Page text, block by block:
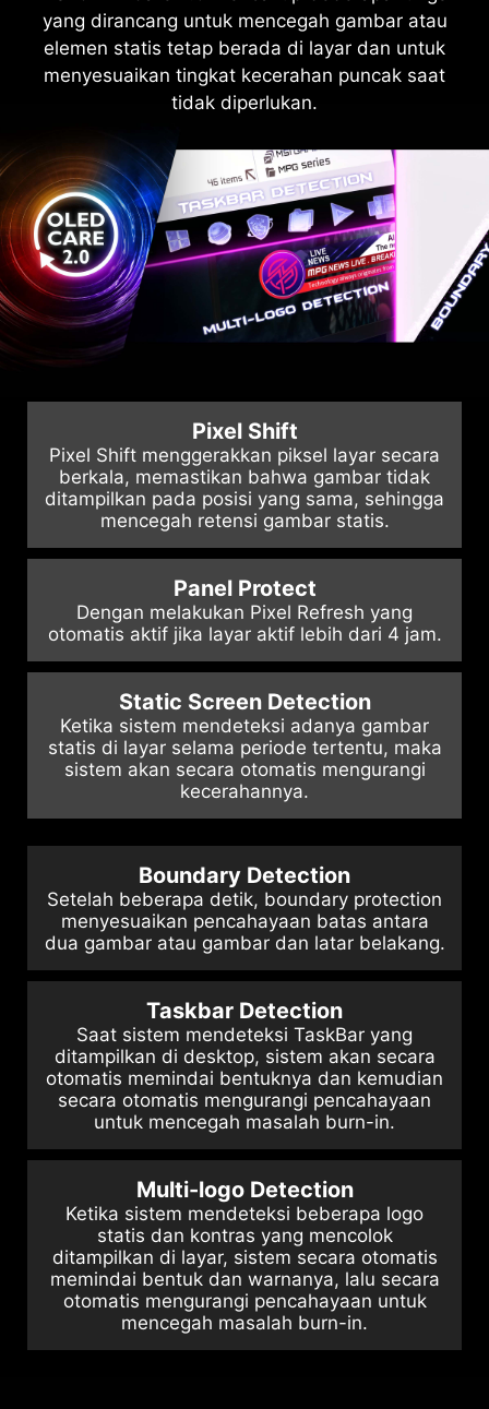
5-WAY JOYSTICK
Dirancang dengan
mempertimbangkan ergonomi,
Navigator Joystick 5 arah
dipindahkan ke bagian tengah
pengalaman pengguna yang lebih
nyaman.
yang dirancang untuk mencegah gambar atau
elemen statis tetap berada di layar dan untuk
menyesuaikan tingkat kecerahan puncak saat
tidak diperlukan.
Pixel Shift
Pixel Shift menggerakkan piksel layar secara
berkala, memastikan bahwa gambar tidak
ditampilkan pada posisi yang sama, sehingga
mencegah retensi gambar statis.
Panel Protect
Dengan melakukan Pixel Refresh yang
otomatis aktif jika layar aktif lebih dari 4 jam.
Static Screen Detection
Ketika sistem mendeteksi adanya gambar
statis di layar selama periode tertentu, maka
sistem akan secara otomatis mengurangi
kecerahannya.
Boundary Detection
Setelah beberapa detik, boundary protection
menyesuaikan pencahayaan batas antara
dua gambar atau gambar dan latar belakang.
Taskbar Detection
Saat sistem mendeteksi TaskBar yang
ditampilkan di desktop, sistem akan secara
otomatis memindai bentuknya dan kemudian
secara otomatis mengurangi pencahayaan
untuk mencegah masalah burn-in.
Multi-logo Detection
Ketika sistem mendeteksi beberapa logo
statis dan kontras yang mencolok
ditampilkan di layar, sistem secara otomatis
memindai bentuk dan warnanya, lalu secara
otomatis mengurangi pencahayaan untuk
mencegah masalah burn-in.
dukungan yang luas, yang memungkinkan
pengguna kami menikmati pengalaman bermain
game tanpa rasa khawatir. Kami menawarkan
garansi 3 tahun untuk panel OLED, melampaui
perlindungan terhadap masalah burn-in OLED.
untuk konduktivitas termal yang superior dan
desain heatsink yang disesuaikan,
memungkinkan pengoperasian tanpa kipas untuk
pembuangan panas yang efisien dan senyap,